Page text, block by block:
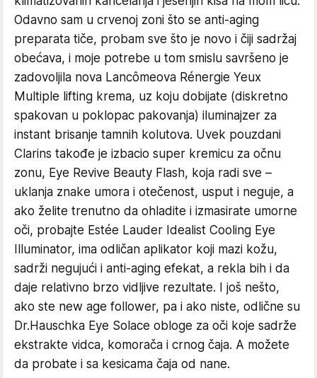
Odavno sam u crvenoj zoni što se anti-aging
preparata tiče, probam sve što je novo i čiji sadržaj
obećava, i moje potrebe u tom smislu savršeno je
zadovoljila nova Lancômeova Rénergie Yeux
Multiple lifting krema, uz koju dobijate (diskretno
spakovan u poklopac pakovanja) iluminajzer za
instant brisanje tamnih kolutova. Uvek pouzdani
Clarins takođe je izbacio super kremicu za očnu
zonu, Eye Revive Beauty Flash, koja radi sve –
uklanja znake umora i otečenost, usput i neguje, a
ako želite trenutno da ohladite i izmasirate umorne
oči, probajte Estée Lauder Idealist Cooling Eye
Illuminator, ima odličan aplikator koji mazi kožu,
sadrži negujući i anti-aging efekat, a rekla bih i da
daje relativno brzo vidljive rezultate. I još nešto,
ako ste new age follower, pa i ako niste, odlične su
Dr.Hauschka Eye Solace obloge za oči koje sadrže
ekstrakte vidca, komorača i crnog čaja. A možete
da probate i sa kesicama čaja od nane.